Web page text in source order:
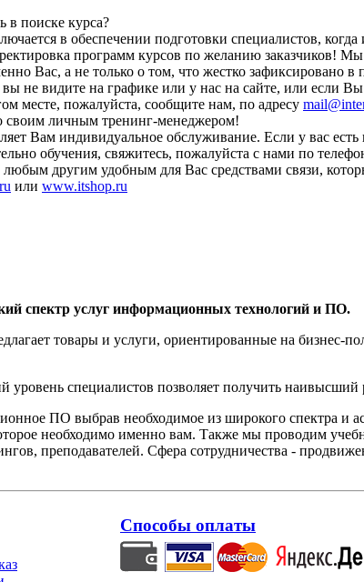
поиске курса?
в обеспечении подготовки специалистов,
программ курсов по желанию заказчиков!
Вас, а не только о том, что жестко зафиксировано
не видите на графике или у нас на сайте, или если
месте, пожалуйста, сообщите нам, по адресу
своим личным тренинг-менеджером!
Вам индивидуальное обслуживание. Если у вас есть
обучения, свяжитесь, пожалуйста c нами по
другим удобным для Вас средствами связи,
или www.itshop.ru
спектр услуг информационных технологий и ПО.
товары и услуги, ориентированные на бизнес-
специалистов позволяет получить наивысший
ПО выбрав необходимое из широкого спектра
необходимо именно вам. Также мы проводим
преподавателей. Сфера сотрудничества -
Способы оплаты